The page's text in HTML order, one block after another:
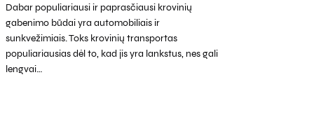
Dabar populiariausi ir paprasčiausi krovinių
gabenimo būdai yra automobiliais ir
sunkvežimiais. Toks krovinių transportas
populiariausias dėl to, kad jis yra lankstus, nes gali
lengvai…